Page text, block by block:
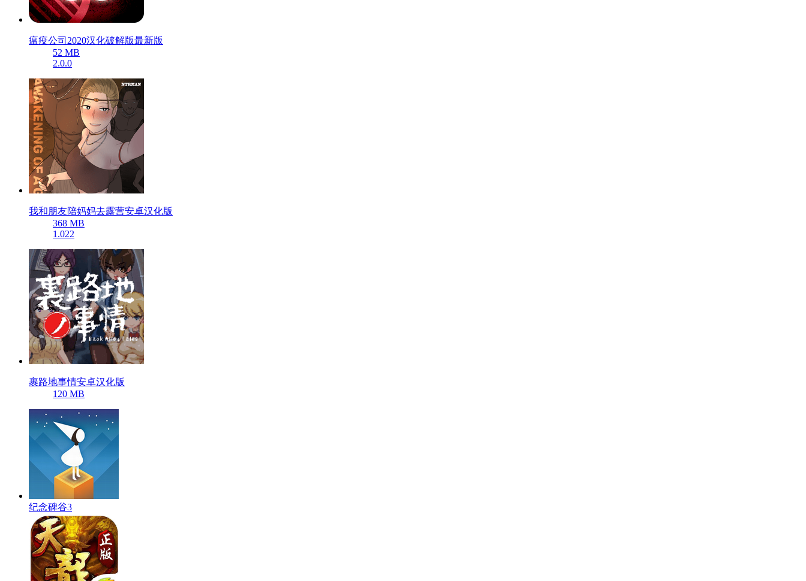
瘟疫公司2020汉化破解版最新版
52 MB
2.0.0
我和朋友陪妈妈去露营安卓汉化版
368 MB
1.022
裹路地事情安卓汉化版
120 MB
纪念碑谷3